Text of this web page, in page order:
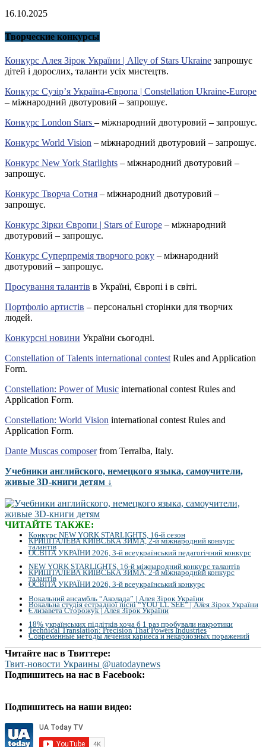
16.10.2025
Творческие конкурсы
Конкурс Алея Зірок України | Alley of Stars Ukraine запрошує
дітей і дорослих, таланти усіх мистецтв.
Конкурс Сузір’я Україна-Європа | Constellation Ukraine-Europe
– міжнародний двотуровий – запрошує.
Конкурс London Stars – міжнародний двотуровий – запрошує.
Конкурс World Vision – міжнародний двотуровий – запрошує.
Конкурс New York Starlights – міжнародний двотуровий –
запрошує.
Конкурс Творча Сотня – міжнародний двотуровий –
запрошує.
Конкурс Зірки Європи | Stars of Europe – міжнародний
двотуровий – запрошує.
Конкурс Суперпремія творчого року – міжнародний
двотуровий – запрошує.
Просування талантів в Україні, Європі і в світі.
Портфоліо артистів – персональні сторінки для творчих
людей.
Конкурсні новини України сьогодні.
Constellation of Talents international contest Rules and Application
Form.
Constellation: Power of Music international contest Rules and
Application Form.
Constellation: World Vision international contest Rules and
Application Form.
Dante Muscas composerfrom Terralba, Italy.
Учебники английского, немецкого языка, самоучители,
живые 3D-книги детям ↓
ЧИТАЙТЕ ТАКЖЕ:
Конкурс NEW YORK STARLIGHTS, 16-й сезон
КРИШТАЛЕВА КИЇВСЬКА ЗИМА, 2-й міжнародний конкурс
талантів
ОСВІТА УКРАЇНИ 2026, 3-й всеукраїнський педагогічний конкурс
NEW YORK STARLIGHTS, 16-й міжнародний конкурс талантів
КРИШТАЛЕВА КИЇВСЬКА ЗИМА, 2-й міжнародний конкурс
талантів
ОСВІТА УКРАЇНИ 2026, 3-й всеукраїнський конкурс
Вокальний ансамбль “Аколада” | Алея Зірок України
Вокальна студія естрадної пісні “YOU`LL SEE” | Алея Зірок України
Єлизавета Сторожук | Алея Зірок України
18% українських підлітків хоча б 1 раз пробували накротики
Technical Translation: Precision That Powers Industries
Современные методы лечения кариеса и некариозных поражений
Читайте нас в Твиттере:
Твит-новости Украины @uatodaynews
Подпишитесь на нас в Facebook:
Подпишитесь на наши видео: